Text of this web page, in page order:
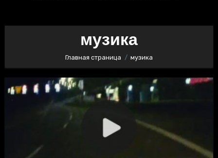
музика
Главная страница музика